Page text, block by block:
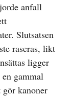
anfall
Slutsatsen
raseras, likt
ligger
gammal
kanoner